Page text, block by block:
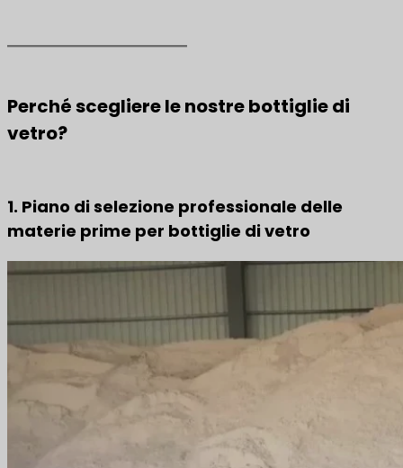
Perché scegliere le nostre bottiglie di
vetro?
1. Piano di selezione professionale delle
materie prime per bottiglie di vetro